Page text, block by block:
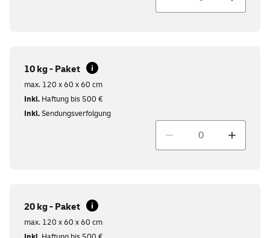
10 kg - Paket
max. 120 x 60 x 60 cm
Inkl. Haftung bis 500 €
Inkl.Sendungsverfolgung
20 kg - Paket
max. 120 x 60 x 60 cm